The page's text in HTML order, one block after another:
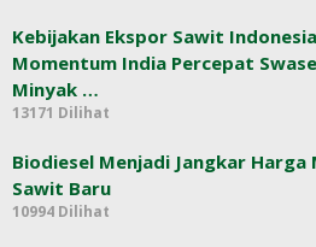
Kebijakan Ekspor Sawit
Momentum India Percepat
Minyak …
13171 Dilihat
Biodiesel Menjadi Jangkar Harga
Sawit Baru
10994 Dilihat